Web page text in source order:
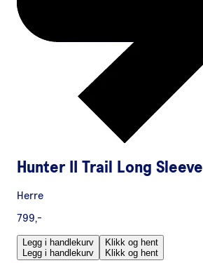
Hunter II Trail Long Sleeve
Herre
799,-
Legg i handlekurv
Legg i handlekurv
Klikk og hent
Klikk og hent